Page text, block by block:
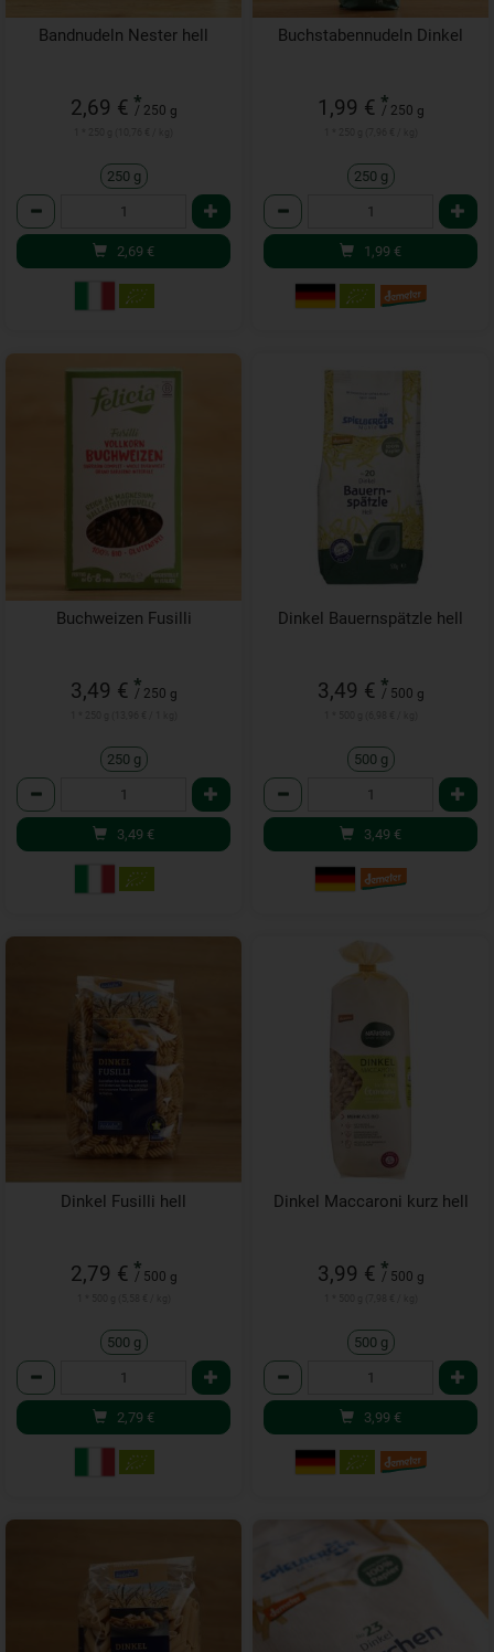
Bandnudeln Nester hell
2,69 € *
/ 250 g
250 g
Anzahl
2,69 €
Buchstabennudeln Dinkel
1,99 € *
/ 250 g
250 g
Anzahl
1,99 €
Buchweizen Fusilli
3,49 € *
/ 250 g
250 g
Anzahl
3,49 €
Dinkel Bauernspätzle hell
3,49 € *
/ 500 g
500 g
Anzahl
3,49 €
Dinkel Fusilli hell
2,79 € *
/ 500 g
500 g
Anzahl
2,79 €
Dinkel Maccaroni kurz hell
3,99 € *
/ 500 g
500 g
Anzahl
3,99 €